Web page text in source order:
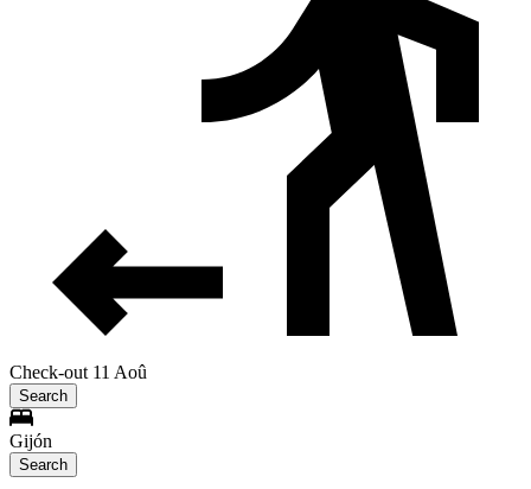
Check-out 11 Aoû
Search
Gijón
Search